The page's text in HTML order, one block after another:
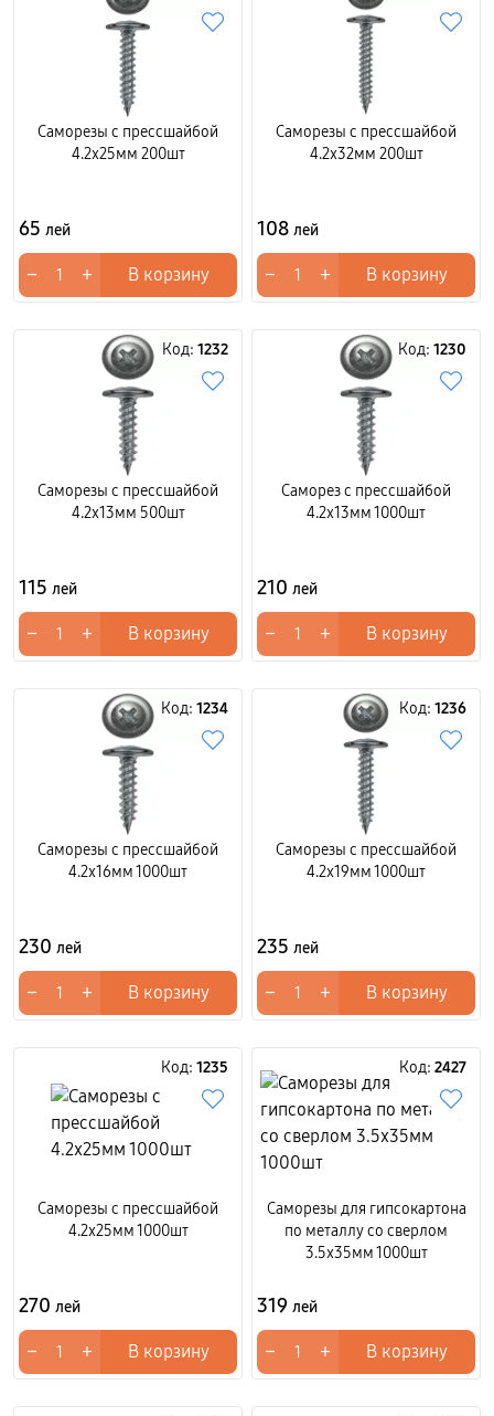
Саморезы с прессшайбой
4.2x25мм 200шт
65 лей
− + В корзину
Саморезы с прессшайбой
4.2x32мм 200шт
108 лей
− + В корзину
Код: 1232
Саморезы с прессшайбой
4.2x13мм 500шт
115 лей
− + В корзину
Код: 1230
Саморез с прессшайбой
4.2x13мм 1000шт
210 лей
− + В корзину
Код: 1234
Саморезы с прессшайбой
4.2x16мм 1000шт
230 лей
− + В корзину
Код: 1236
Саморезы с прессшайбой
4.2x19мм 1000шт
235 лей
− + В корзину
Код: 1235
Саморезы с прессшайбой
4.2x25мм 1000шт
270 лей
− + В корзину
Код: 2427
Саморезы для гипсокартона
по металлу со сверлом
3.5x35мм 1000шт
319 лей
− + В корзину